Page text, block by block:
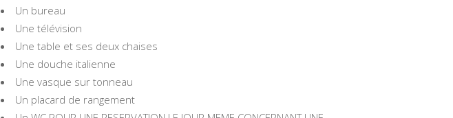
Un bureau
Une télévision
Une table et ses deux chaises
Une douche italienne
Une vasque sur tonneau
Un placard de rangement